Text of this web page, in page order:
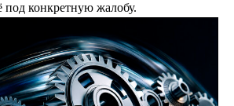
под конкретную жалобу.